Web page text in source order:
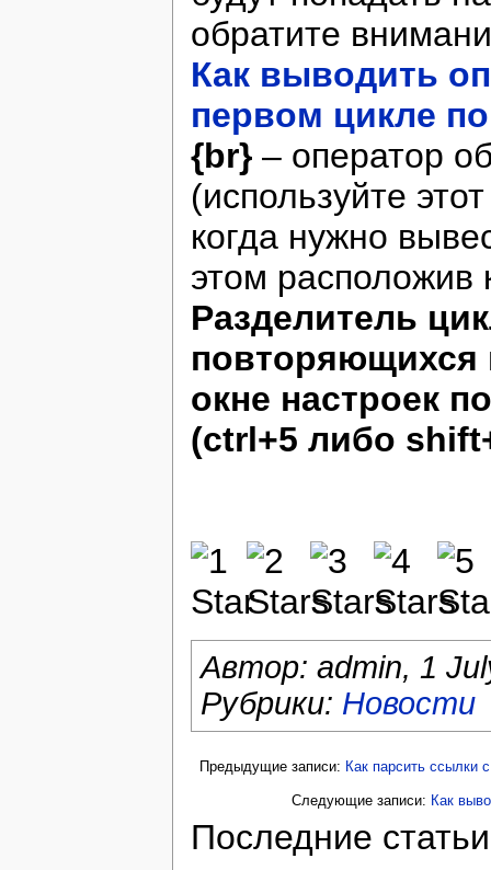
обратите
Как выводить
первом цикле
{br} – оператор
(используйте
когда нужно
этом расположив
Разделитель
повторяющихся
окне настроек
(ctrl+5 либо
Автор: admin, 1
Рубрики: Новости
Предыдущие записи: Как парсить ссылки
Следующие записи: Как
Последние статьи